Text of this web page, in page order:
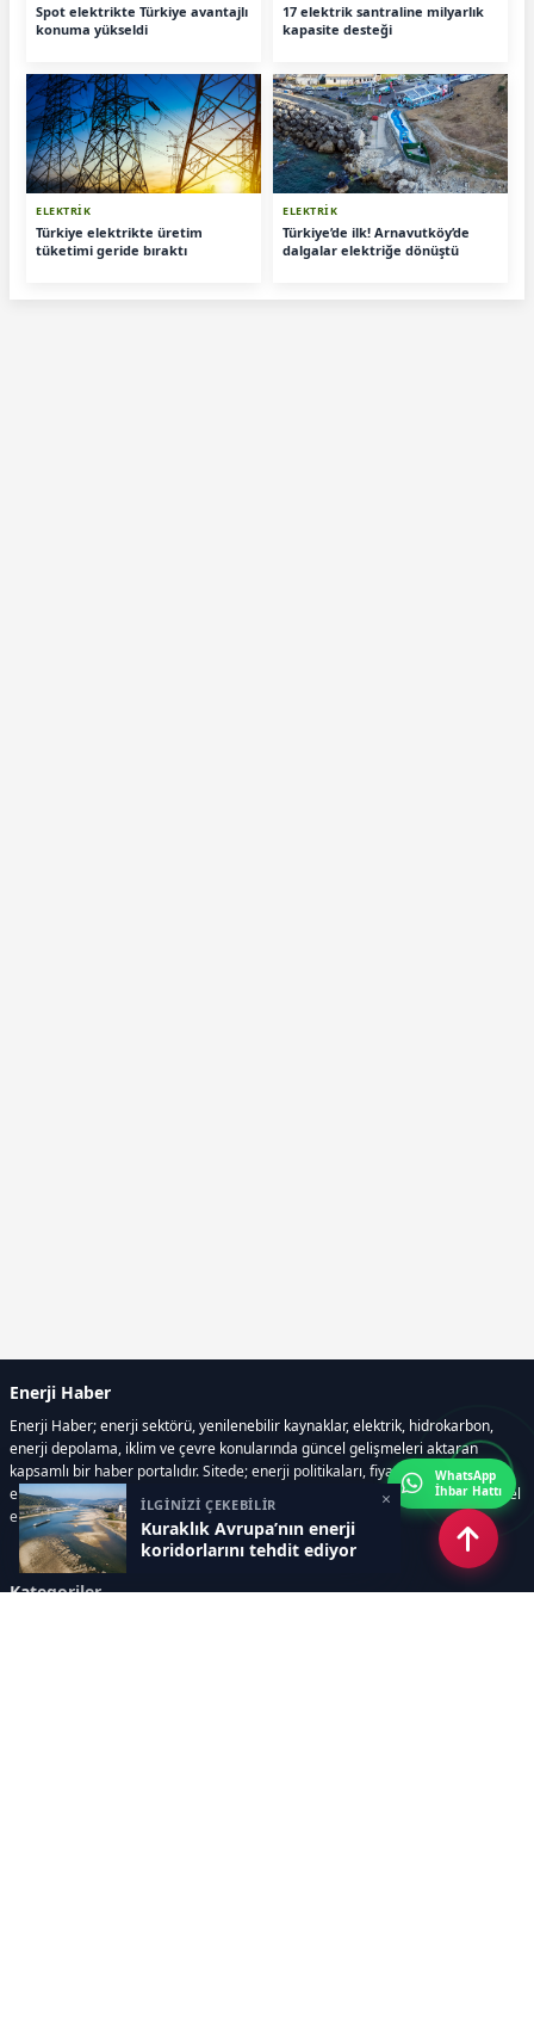
Spot elektrikte Türkiye avantajlı
konuma yükseldi
17 elektrik santraline milyarlık
kapasite desteği
ELEKTRİK
Türkiye elektrikte üretim
tüketimi geride bıraktı
ELEKTRİK
Türkiye’de ilk! Arnavutköy’de
dalgalar elektriğe dönüştü
İLGİNİZİ ÇEKEBİLİR
Kuraklık Avrupa’nın enerji
koridorlarını tehdit ediyor
×
Enerji Haber
Enerji Haber; enerji sektörü, yenilenebilir kaynaklar, elektrik, hidrokarbon,
enerji depolama, iklim ve çevre konularında güncel gelişmeleri aktaran
kapsamlı bir haber portalıdır. Sitede; enerji politikaları, fiyat hareketleri,
elektrik kesintileri, yeni teknolojiler, nükleer enerji, elektrikli araçlar ve küresel
enerji krizleri gibi başlıklar öne çıkar.
Kategoriler
WhatsApp
İhbar Hattı